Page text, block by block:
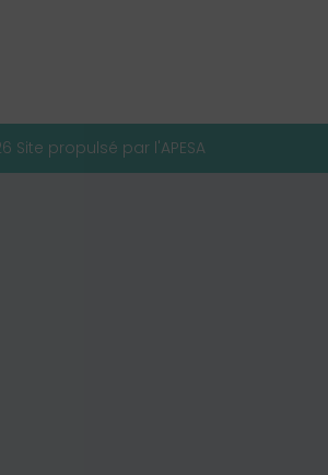
Site propulsé par l'APESA